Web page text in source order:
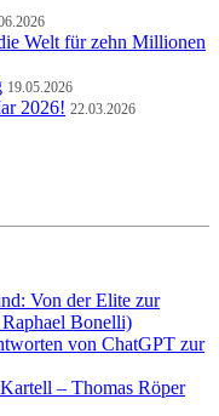
Welt für zehn Millionen
19.05.2026
2026! 22.03.2026
Von der Elite zur
Bonelli)
von ChatGPT zur
– Thomas Röper